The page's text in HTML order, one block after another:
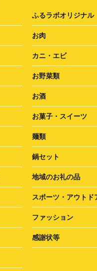
ふるラボオリジナル
お肉
カニ・エビ
お野菜類
お酒
お菓子・スイーツ
麺類
鍋セット
地域のお礼の品
スポーツ・アウトド
ファッション
感謝状等